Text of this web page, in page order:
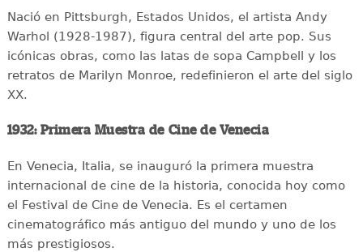
Nació en Pittsburgh, Estados Unidos, el artista Andy
Warhol (1928-1987), figura central del arte pop. Sus
icónicas obras, como las latas de sopa Campbell y los
retratos de Marilyn Monroe, redefinieron el arte del siglo
XX.
1932: Primera Muestra de Cine de Venecia
En Venecia, Italia, se inauguró la primera muestra
internacional de cine de la historia, conocida hoy como
el Festival de Cine de Venecia. Es el certamen
cinematográfico más antiguo del mundo y uno de los
más prestigiosos.